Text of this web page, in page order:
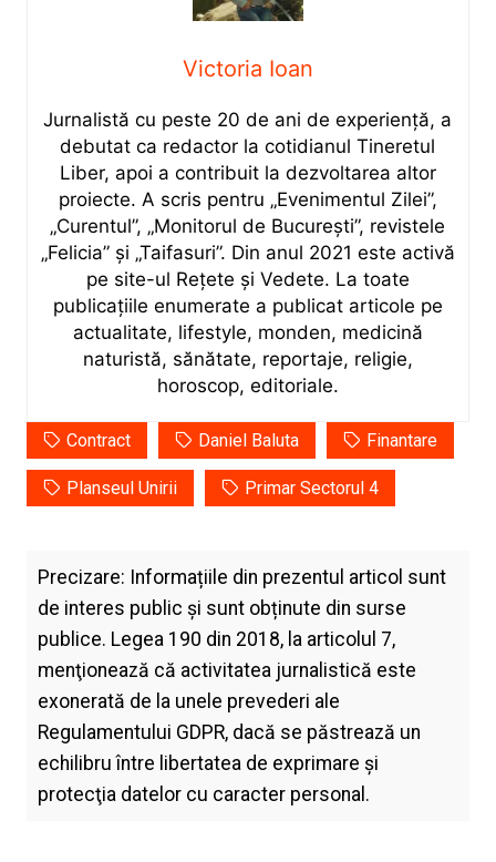
Victoria Ioan
Jurnalistă cu peste 20 de ani de experiență, a
debutat ca redactor la cotidianul Tineretul
Liber, apoi a contribuit la dezvoltarea altor
proiecte. A scris pentru „Evenimentul Zilei”,
„Curentul”, „Monitorul de București”, revistele
„Felicia” și „Taifasuri”. Din anul 2021 este activă
pe site-ul Rețete și Vedete. La toate
publicațiile enumerate a publicat articole pe
actualitate, lifestyle, monden, medicină
naturistă, sănătate, reportaje, religie,
horoscop, editoriale.
Contract Daniel Baluta Finantare
Planseul Unirii Primar Sectorul 4
Precizare: Informațiile din prezentul articol sunt
de interes public și sunt obținute din surse
publice. Legea 190 din 2018, la articolul 7,
menţionează că activitatea jurnalistică este
exonerată de la unele prevederi ale
Regulamentului GDPR, dacă se păstrează un
echilibru între libertatea de exprimare şi
protecţia datelor cu caracter personal.